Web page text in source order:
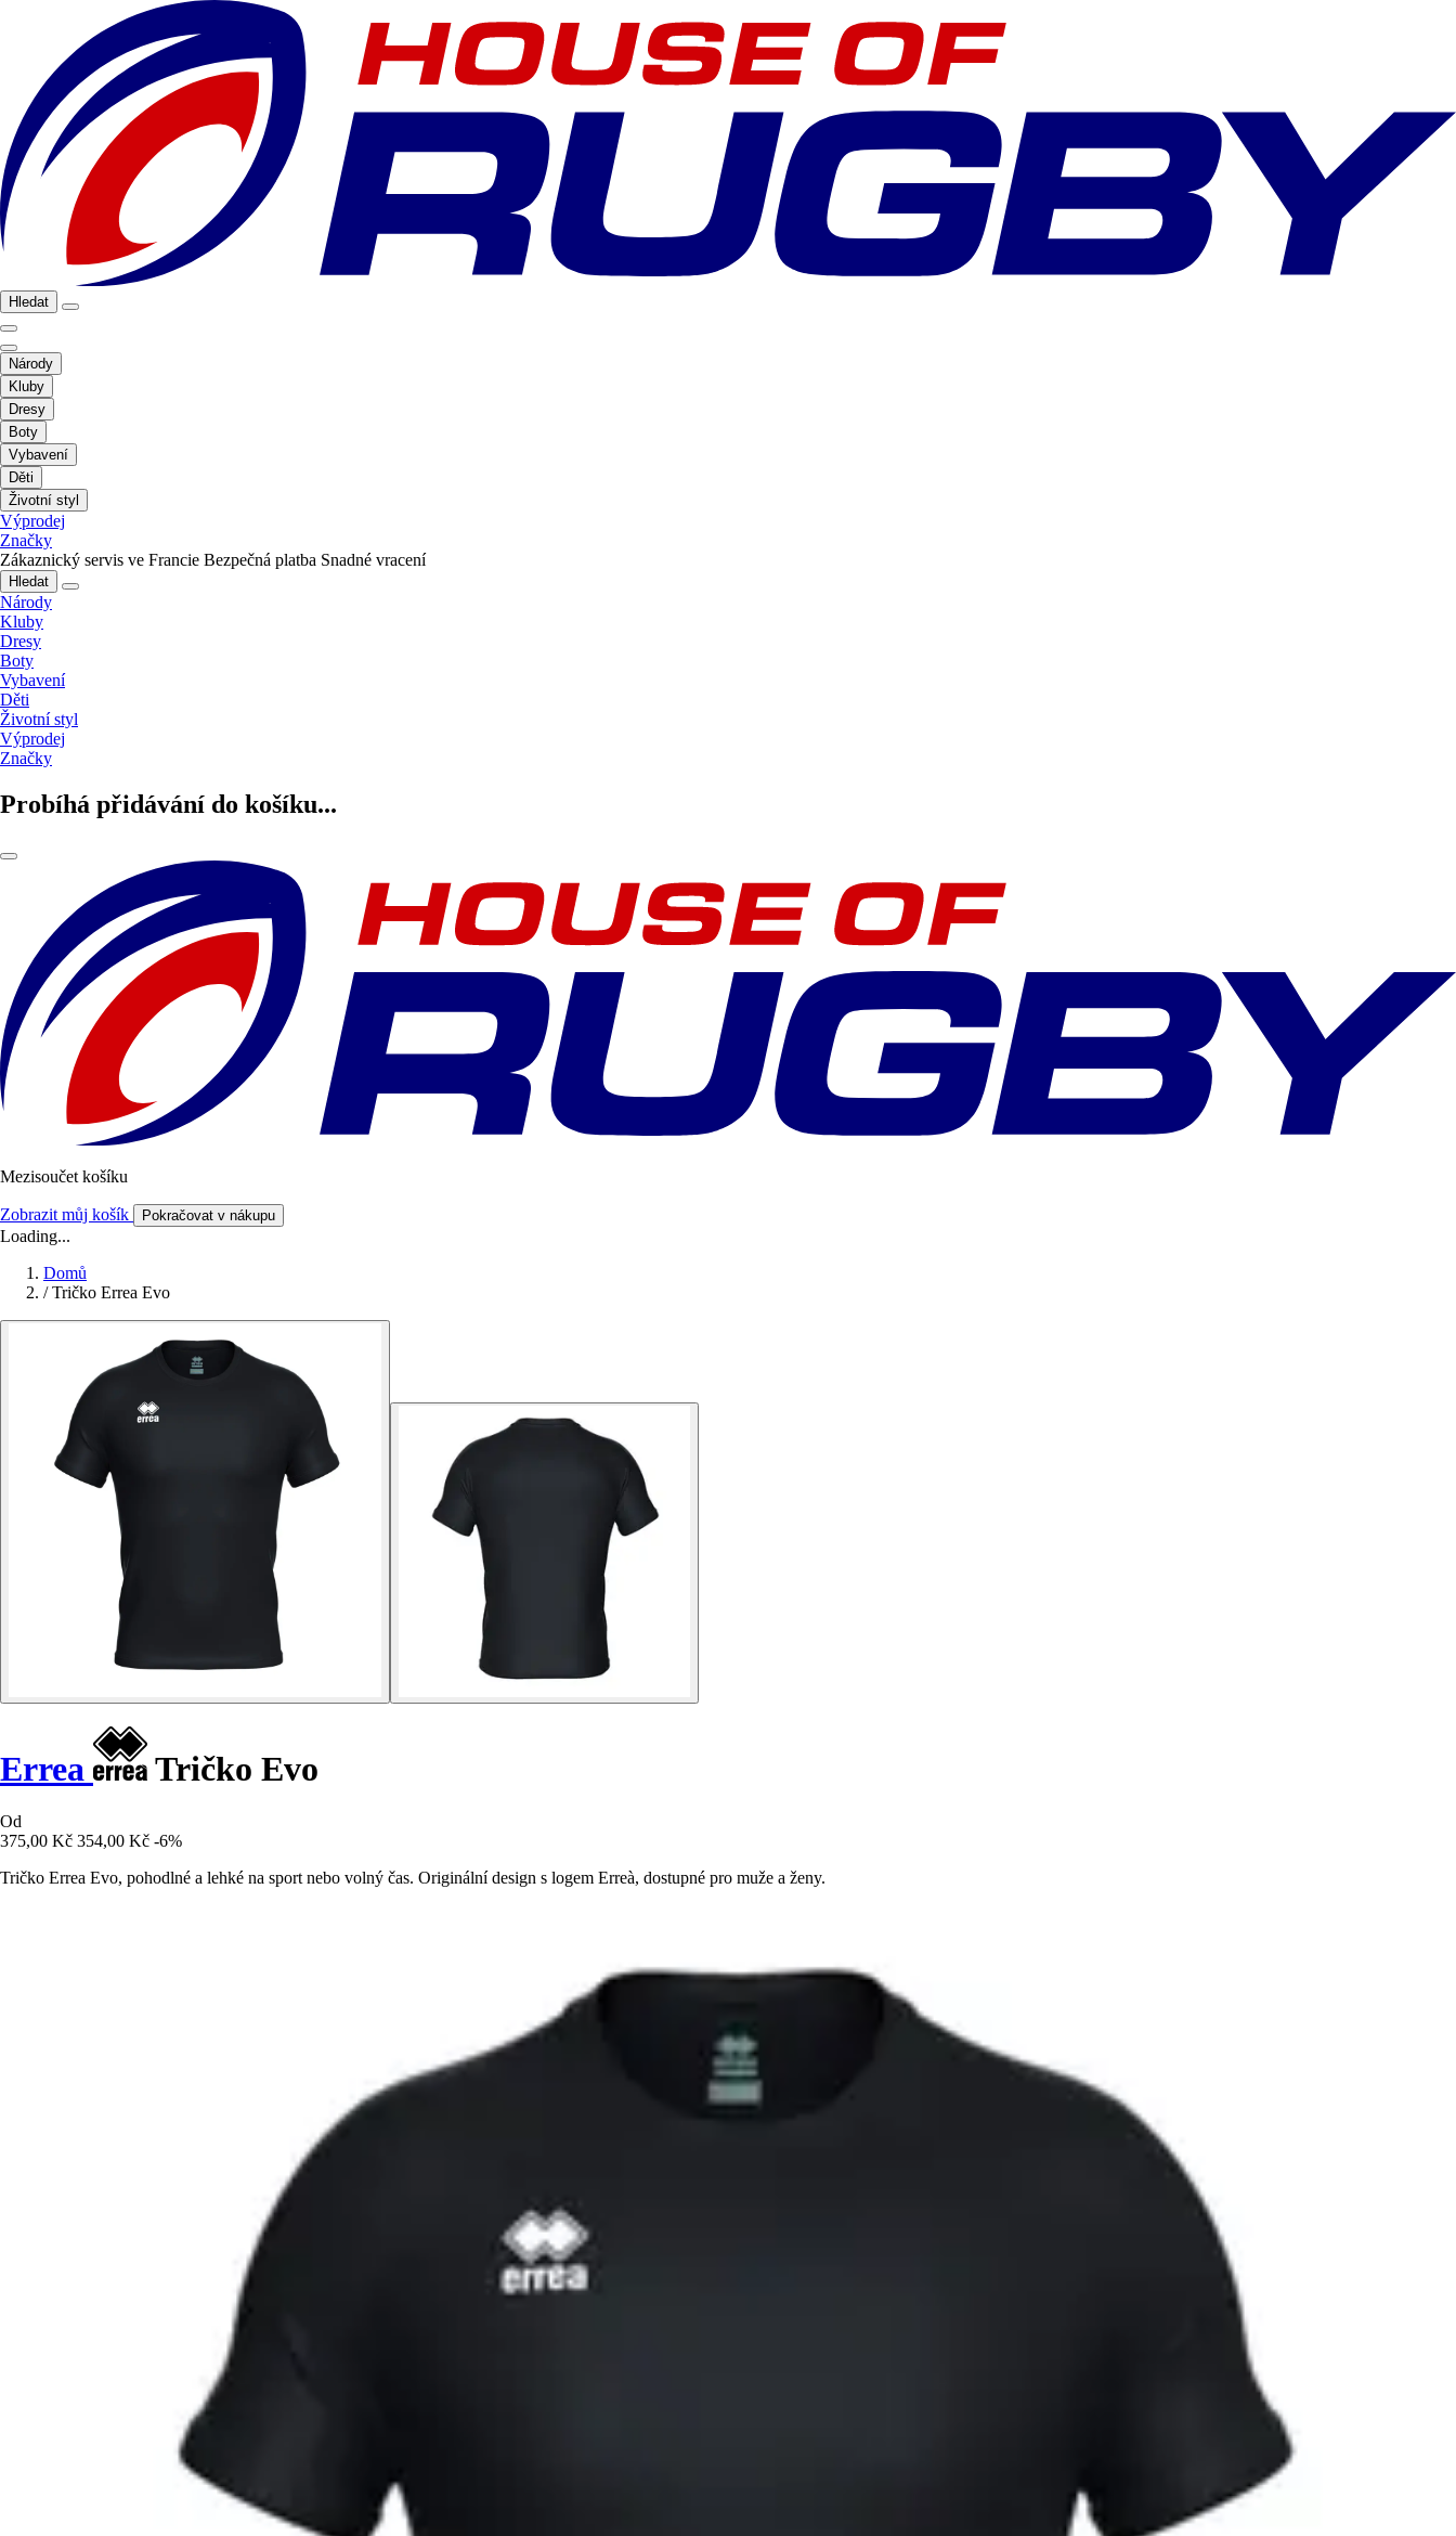
Hledat
Národy
Kluby
Dresy
Boty
Vybavení
Děti
Životní styl
Výprodej
Značky
Zákaznický servis ve Francie Bezpečná platba Snadné vracení
Hledat
Národy
Kluby
Dresy
Boty
Vybavení
Děti
Životní styl
Výprodej
Značky
Probíhá přidávání do košíku...
Mezisoučet košíku
Zobrazit můj košík Pokračovat v nákupu
Loading...
Domů
/ Tričko Errea Evo
Errea Tričko Evo
Od
375,00 Kč 354,00 Kč -6%
Tričko Errea Evo, pohodlné a lehké na sport nebo volný čas. Originální design s logem Erreà, dostupné pro muže a ženy.